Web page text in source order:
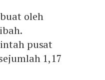
oleh
pusat
1,17